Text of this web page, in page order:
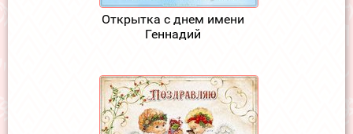
Открытка с днем имени
Геннадий